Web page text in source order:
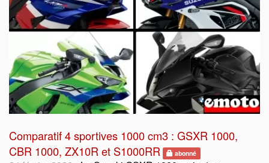
Comparatif 4 sportives 1000 cm3 : GSXR 1000,
CBR 1000, ZX10R et S1000RR
abonné